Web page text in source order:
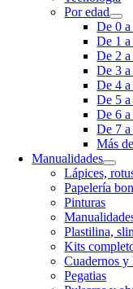
Por edad
De 0 a
De 1 a
De 2 a
De 3 a
De 4 a
De 5 a
De 6 a
De 7 a
Más
Manualidades
Lápices,
Papelería
Pinturas
Plastilina,
Kits
Cuadernos
Pegatias